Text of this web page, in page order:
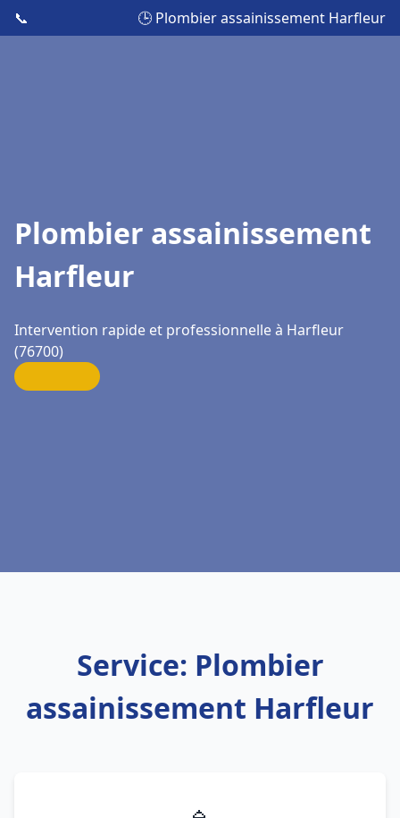
📞 🕒 Plombier assainissement Harfleur
Plombier assainissement
Harfleur
Intervention rapide et professionnelle à Harfleur
(76700)
Service: Plombier
assainissement Harfleur